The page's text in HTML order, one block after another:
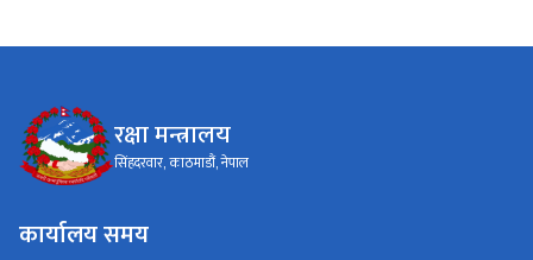
रक्षा मन्त्रालय
सिंहदरवार, काठमाडौं, नेपाल
कार्यालय समय